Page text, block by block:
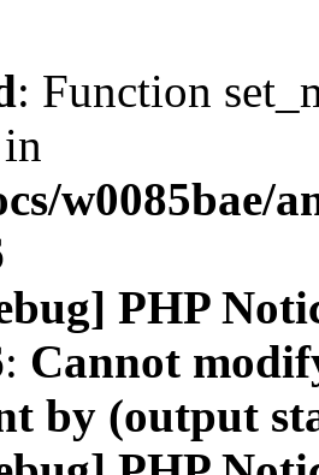
: Function
w0085bae/
PHP
: Cannot
by (output